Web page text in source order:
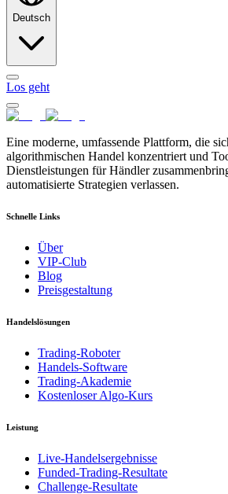
Deutsch
Los geht
Eine moderne, umfassende Plattform, die
algorithmischen Handel konzentriert und
Dienstleistungen für Händler
automatisierte Strategien verlassen.
Schnelle Links
Über
VIP-Club
Blog
Preisgestaltung
Handelslösungen
Trading-Roboter
Handels-Software
Trading-Akademie
Kostenloser Algo-Kurs
Leistung
Live-Handelsergebnisse
Funded-Trading-Resultate
Challenge-Resultate